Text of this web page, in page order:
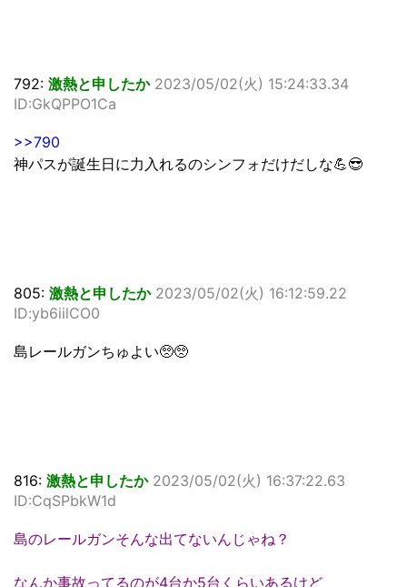
792: 激熱と申したか 2023/05/02(火) 15:24:33.34
ID:GkQPPO1Ca
>>790
神パスが誕生日に力入れるのシンフォだけだしな💪😎
805: 激熱と申したか 2023/05/02(火) 16:12:59.22
ID:yb6iilCO0
島レールガンちゅよい🥺🥺
816: 激熱と申したか 2023/05/02(火) 16:37:22.63
ID:CqSPbkW1d
島のレールガンそんな出てないんじゃね？
なんか事故ってるのが4台か5台くらいあるけど